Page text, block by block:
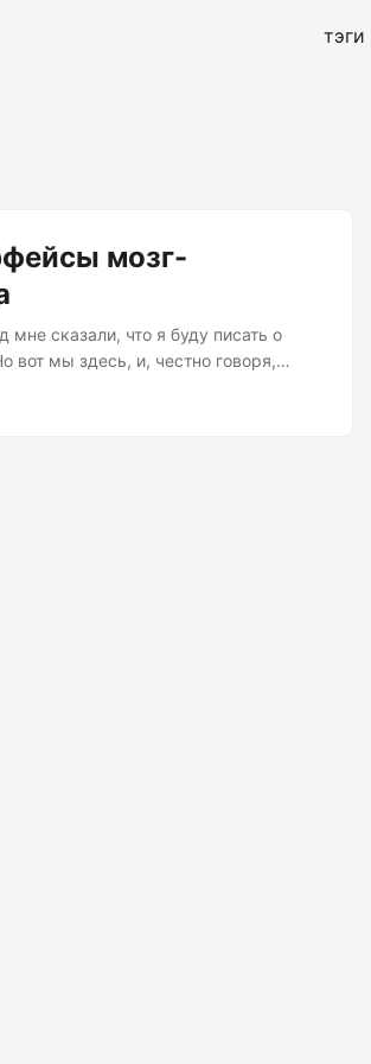
тэги
мозг-
сказали, что я буду писать о
мы здесь, и, честно говоря,
к ней как к научной